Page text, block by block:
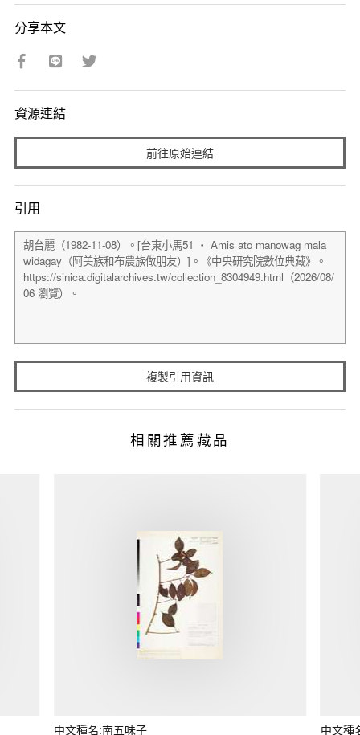
分享本文
資源連結
前往原始連結
引用
複製引用資訊
相關推薦藏品
中文種名:南五味子 中文種